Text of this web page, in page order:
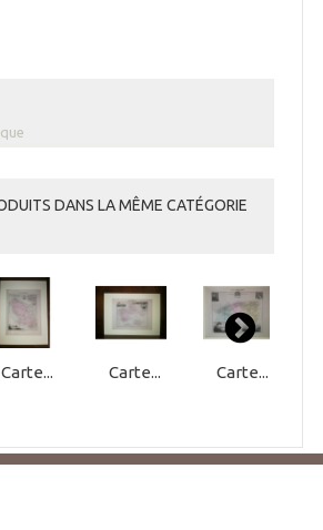
DANS LA MÊME CATÉGORIE
Carte... Carte... Carte...